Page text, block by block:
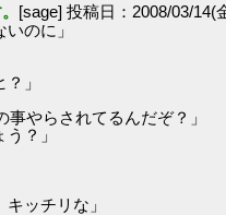
[sage] 投稿日：2008/03/14(
のに」
」
やらされてるんだぞ？」
？」
ッチリな」